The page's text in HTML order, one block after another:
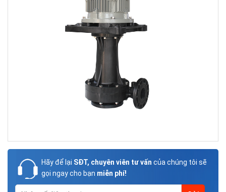
Hãy để lại SĐT, chuyên viên tư vấn của chúng tôi sẽ
gọi ngay cho bạn miễn phí!